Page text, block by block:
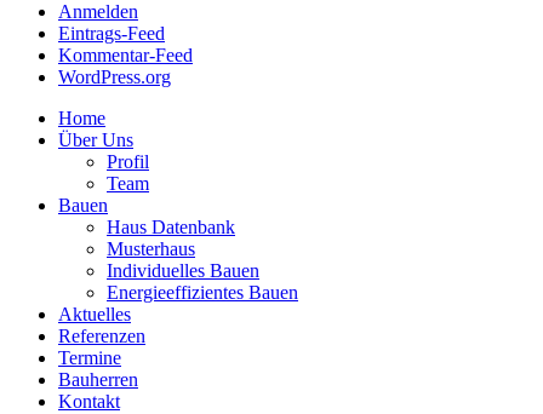
Anmelden
Eintrags-Feed
Kommentar-Feed
WordPress.org
Home
Über Uns
Profil
Team
Bauen
Haus Datenbank
Musterhaus
Individuelles Bauen
Energieeffizientes Bauen
Aktuelles
Referenzen
Termine
Bauherren
Kontakt